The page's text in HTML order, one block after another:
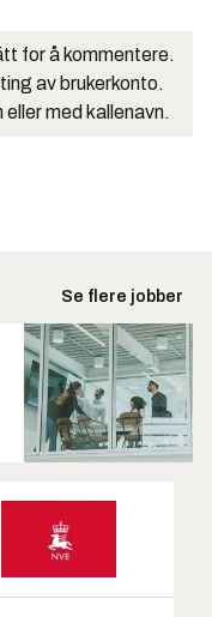
for å kommentere.
av brukerkonto.
med kallenavn.
Se flere jobber